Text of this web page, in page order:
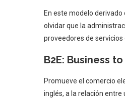
En este modelo
olvidar que la
proveedores de servicios
B2E: Business
Promueve el comercio
inglés, a la relación entre